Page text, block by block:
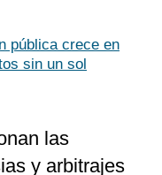
pública crece en
sin un sol
las
y arbitrajes